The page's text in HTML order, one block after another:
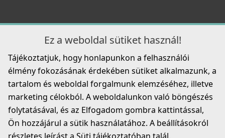
126 990 Ft
Részletek
ELLECI - FLOW-PRO szűrő és túlfolyó egymedencés
mosogatókhoz - fekete
KITWPT-F-1VSELL-BK
35 990 Ft
Ez a weboldal sütiket használ!
Tájékoztatjuk, hogy honlapunkon a felhasználói
élmény fokozásának érdekében sütiket alkalmazunk, a
tartalom és weboldal forgalmunk elemzéséhez, illetve
marketing célokból. A weboldalunkon való böngészés
folytatásával, és az Elfogadom gombra kattintással,
Ön hozzájárul a sütik használatához. A beállításokról